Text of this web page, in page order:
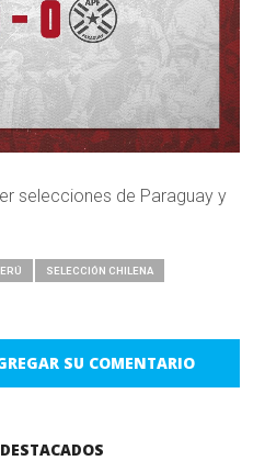
selecciones de Paraguay y
SELECCIÓN CHILENA
SU COMENTARIO